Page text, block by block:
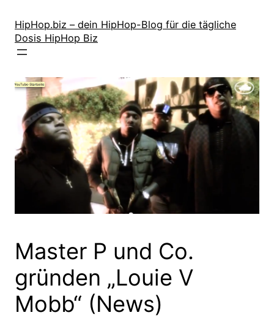
Inhalt
springen
HipHop.biz – dein HipHop-Blog für die tägliche
Dosis HipHop Biz
Master P und Co.
gründen „Louie V
Mobb“ (News)